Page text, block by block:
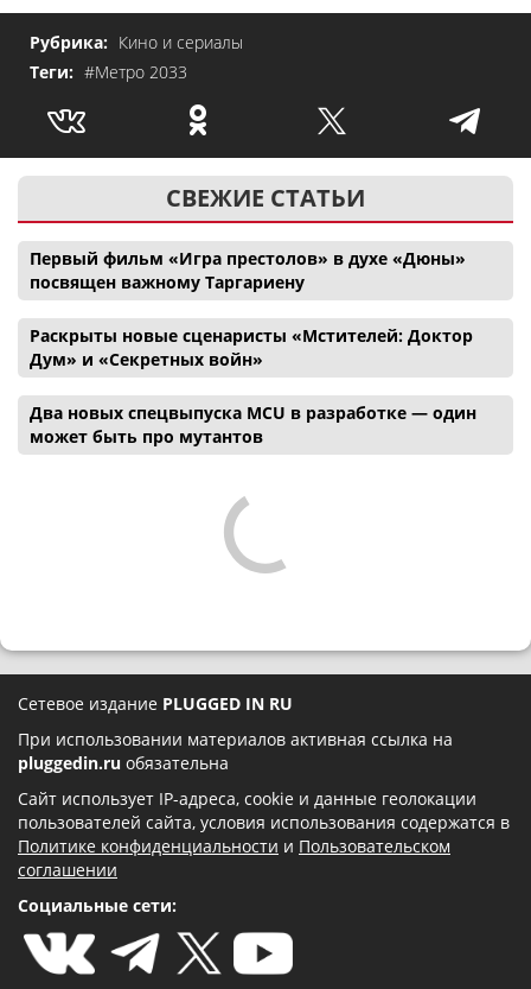
Рубрика: Кино и сериалы
Теги: #Метро 2033
СВЕЖИЕ СТАТЬИ
Первый фильм «Игра престолов» в духе «Дюны»
посвящен важному Таргариену
Раскрыты новые сценаристы «Мстителей: Доктор
Дум» и «Секретных войн»
Два новых спецвыпуска MCU в разработке — один
может быть про мутантов
Сетевое издание PLUGGED IN RU
При использовании материалов активная ссылка на
pluggedin.ru обязательна
Сайт использует IP-адреса, cookie и данные геолокации
пользователей сайта, условия использования содержатся в
Политике конфиденциальности и Пользовательском
соглашении
Социальные сети: